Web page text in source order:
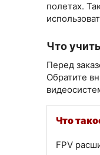
полетах.
Что
Перед
Обратите
Что
FPV